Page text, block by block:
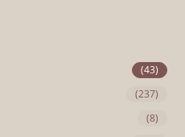
(43)
(237)
(8)